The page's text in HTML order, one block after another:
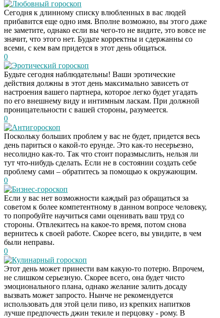
Любовный гороскоп
Сегодня к длинному списку влюбленных в вас людей
прибавится еще одно имя. Вполне возможно, вы этого даже
не заметите, однако если вы чего-то не видите, это вовсе не
значит, что этого нет. Будьте корректны и сдержанны со
всеми, с кем вам придется в этот день общаться.
0
Эротический гороскоп
Будьте сегодня наблюдательны! Ваши эротические
действия должны в этот день максимально зависеть от
настроения вашего партнера, которое легко будет угадать
по его внешнему виду и интимным ласкам. При должной
проницательности с вашей стороны, разумеется.
0
Антигороскоп
Поскольку больших проблем у вас не будет, придется весь
день париться о какой-то ерунде. Это как-то несерьезно,
несолидно как-то. Так что стоит поразмыслить, нельзя ли
тут что-нибудь сделать. Если не в состоянии создать себе
проблему сами – обратитесь за помощью к окружающим.
0
Бизнес-гороскоп
Если у вас нет возможности каждый раз обращаться за
советом к более компетентному в данном вопросе человеку,
то попробуйте научиться сами оценивать ваш труд со
стороны. Отвлекитесь на какое-то время, потом снова
вернитесь к своей работе. Скорее всего, вы увидите, в чем
были неправы.
0
Кулинарный гороскоп
Этот день может принести вам какую-то потерю. Впрочем,
не слишком серьезную. Скорее всего, она будет чисто
эмоционального плана, однако желание залить досаду
вызвать может запросто. Нынче не рекомендуется
использовать для этой цели пиво, из крепких напитков
лучше предпочесть джин текиле и перцовку - рому. В